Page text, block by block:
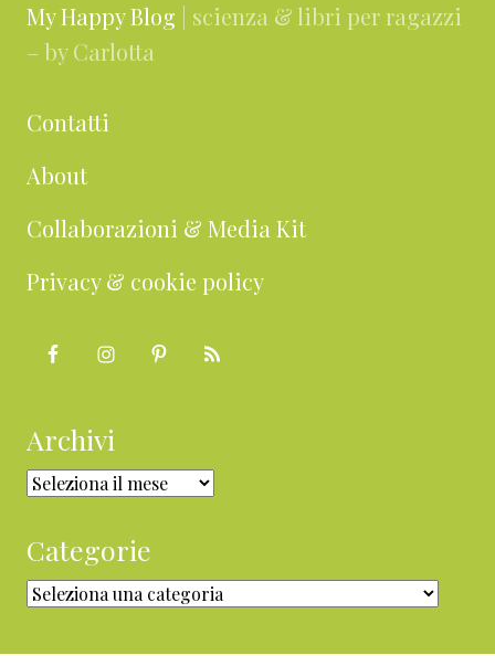
My Happy Blog | scienza & libri per ragazzi
– by Carlotta
Contatti
About
Collaborazioni & Media Kit
Privacy & cookie policy
Archivi
Archivi
Categorie
Categorie